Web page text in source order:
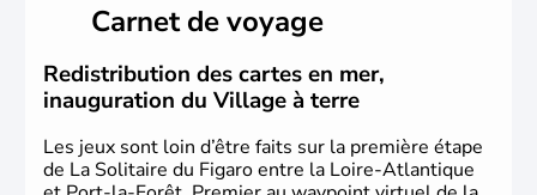
remonte au 24 août 1991. Sébastopol, Karkhov et
Odessa sont les principales villes d'Ukraine.
Carnet de voyage
Redistribution des cartes en mer,
inauguration du Village à terre
Les jeux sont loin d’être faits sur la première étape
de La Solitaire du Figaro entre la Loire-Atlantique